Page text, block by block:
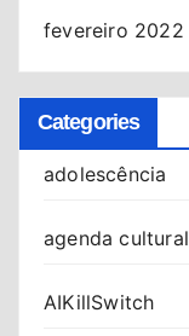
fevereiro 2022
Categories
adolescência
agenda cultural
AIKillSwitch